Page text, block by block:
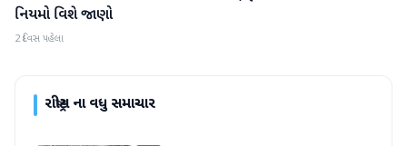
નિયમો વિશે જાણો
2 દિવસ પહેલા
રાષ્ટ્રીયના વધુ સમાચાર